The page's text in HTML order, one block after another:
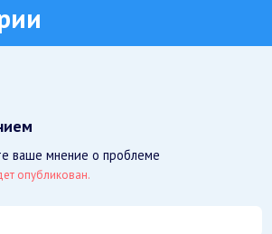
ваше мнение о проблеме
опубликован.